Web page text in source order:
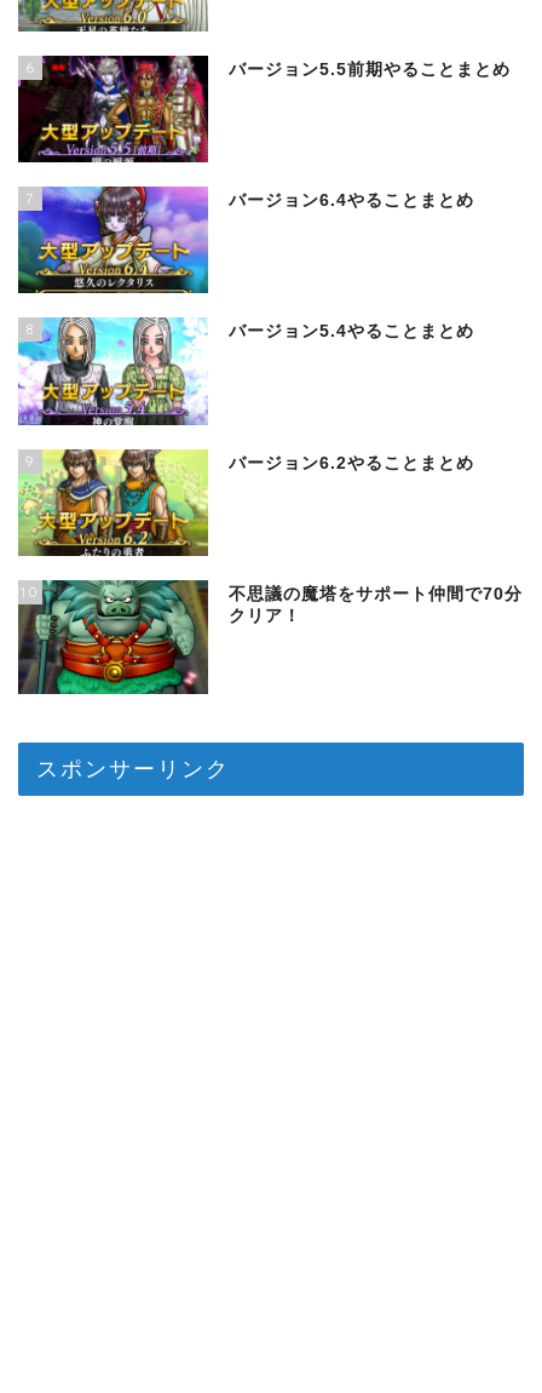
6 バージョン5.5前期やることまとめ
7 バージョン6.4やることまとめ
8 バージョン5.4やることまとめ
9 バージョン6.2やることまとめ
10
不思議の魔塔をサポート仲間で70分
クリア！
スポンサーリンク